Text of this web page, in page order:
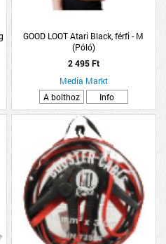
GOOD LOOT Atari Black, férfi - M
(Póló)
2 495 Ft
Media Markt
A bolthoz
Info